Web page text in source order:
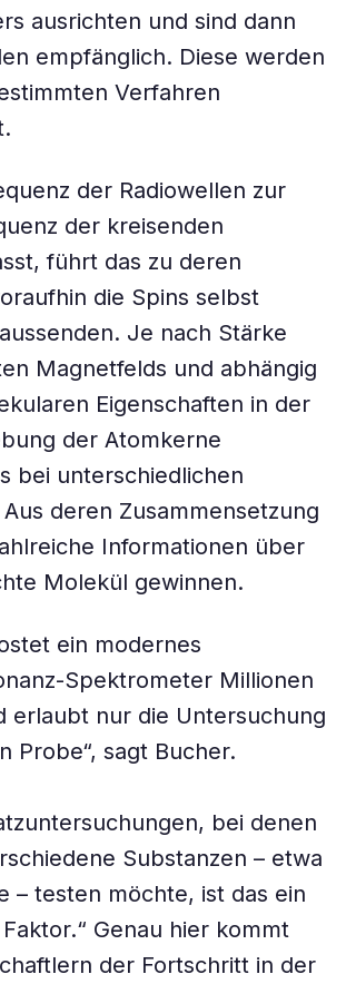
ausrichten und sind dann
empfänglich. Diese werden
Verfahren
der Radiowellen zur
der kreisenden
führt das zu deren
die Spins selbst
Je nach Stärke
Magnetfelds und abhängig
Eigenschaften in der
der Atomkerne
bei unterschiedlichen
deren Zusammensetzung
Informationen über
Molekül gewinnen.
ein modernes
Spektrometer Millionen
erlaubt nur die Untersuchung
Probe“, sagt Bucher.
bei denen
Substanzen – etwa
– testen möchte, ist das ein
Genau hier kommt
der Fortschritt in der